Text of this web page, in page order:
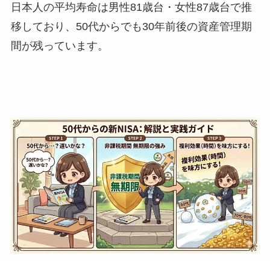
日本人の平均寿命は男性81歳台・女性87歳台で推
移しており、50代からでも30年前後の資産管理期
間が残っています。